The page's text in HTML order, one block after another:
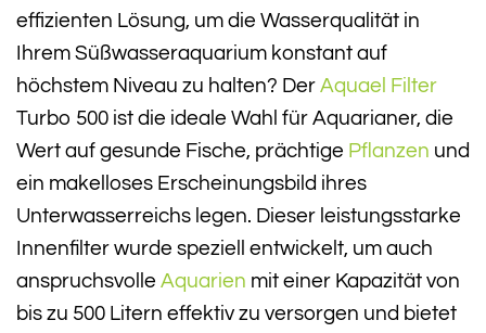
effizienten Lösung, um die Wasserqualität in
Ihrem Süßwasseraquarium konstant auf
höchstem Niveau zu halten? Der Aquael Filter
Turbo 500 ist die ideale Wahl für Aquarianer, die
Wert auf gesunde Fische, prächtige Pflanzen und
ein makelloses Erscheinungsbild ihres
Unterwasserreichs legen. Dieser leistungsstarke
Innenfilter wurde speziell entwickelt, um auch
anspruchsvolle Aquarien mit einer Kapazität von
bis zu 500 Litern effektiv zu versorgen und bietet